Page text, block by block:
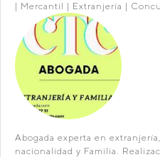
| Mercantil | Extranjería |
Abogada experta en
nacionalidad y Familia.